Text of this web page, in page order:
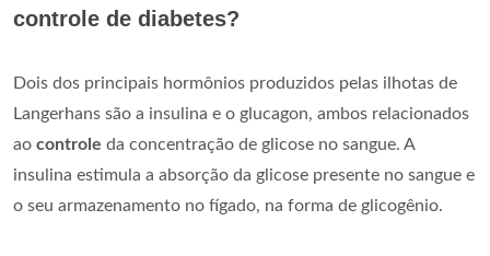
controle de diabetes?
Dois dos principais hormônios produzidos pelas ilhotas de
Langerhans são a insulina e o glucagon, ambos relacionados
ao controle da concentração de glicose no sangue. A
insulina estimula a absorção da glicose presente no sangue e
o seu armazenamento no fígado, na forma de glicogênio.